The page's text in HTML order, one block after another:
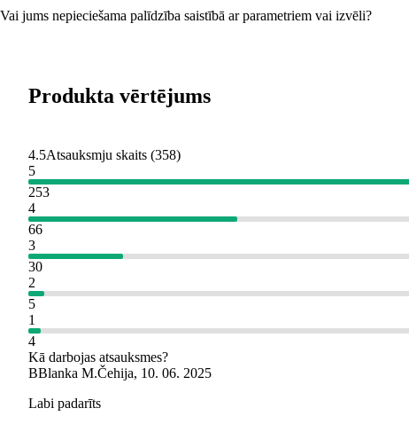
Vai jums nepieciešama palīdzība saistībā ar parametriem vai izvēli?
Produkta vērtējums
4.5Atsauksmju skaits (358)
5
253
4
66
3
30
2
5
1
4
Kā darbojas atsauksmes?
BBlanka M.Čehija, 10. 06. 2025
Labi padarīts